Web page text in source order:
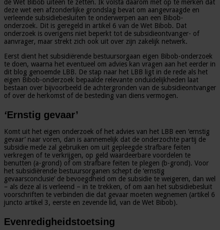
de Wet Bibob uiteen te zetten. Ik volsta daarom met op te merken dat
deze wet een afzonderlijke grondslag bevat om aangevraagde en
verleende subsidiebesluiten te onderwerpen aan een Bibob-
onderzoek. Dit is geregeld in artikel 6 van de Wet Bibob. Dat
onderzoek is overigens niet beperkt tot de subsidieontvanger- of
aanvrager, maar strekt zich ook uit over zijn zakelijk netwerk.
Eerst dient het subsidiërende bestuursorgaan eigen Bibob-onderzoek
te doen, waarna het eventueel om advies kan vragen aan het eerder in
dit blog genoemde LBB. De stap naar het LBB ligt in de rede als het
eigen Bibob-onderzoek bepaalde relevante onduidelijkheden laat
bestaan over bijvoorbeeld de achtergronden van de subsidieontvanger
of over de herkomst of de besteding van diens vermogen.
‘Ernstig gevaar’
Komt uit het eigen onderzoek of het advies van het LBB een ‘ernstig
gevaar’ naar voren, dan is aannemelijk dat de onderzochte partij de
subsidie mede zal gebruiken om uit gepleegde strafbare feiten
verkregen of te verkrijgen, op geld waardeerbare voordelen te
benutten (a-grond) of om strafbare feiten te plegen (b-grond). Voor
het subsidiërende bestuursorganen schept de ‘ernstig
gevaarsconclusie’ de bevoegdheid om de subsidie te weigeren, dan wel
– als deze al is verleend – in te trekken, of om aan het subsidiebesluit
voorschriften te verbinden die dat gevaar moeten wegnemen (artikel 6
juncto artikel 3, eerste en zevende lid, van de Wet Bibob).
Evenredigheidstoetsing